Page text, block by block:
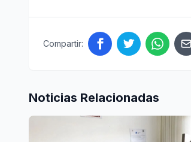
Compartir:
Noticias Relacionadas